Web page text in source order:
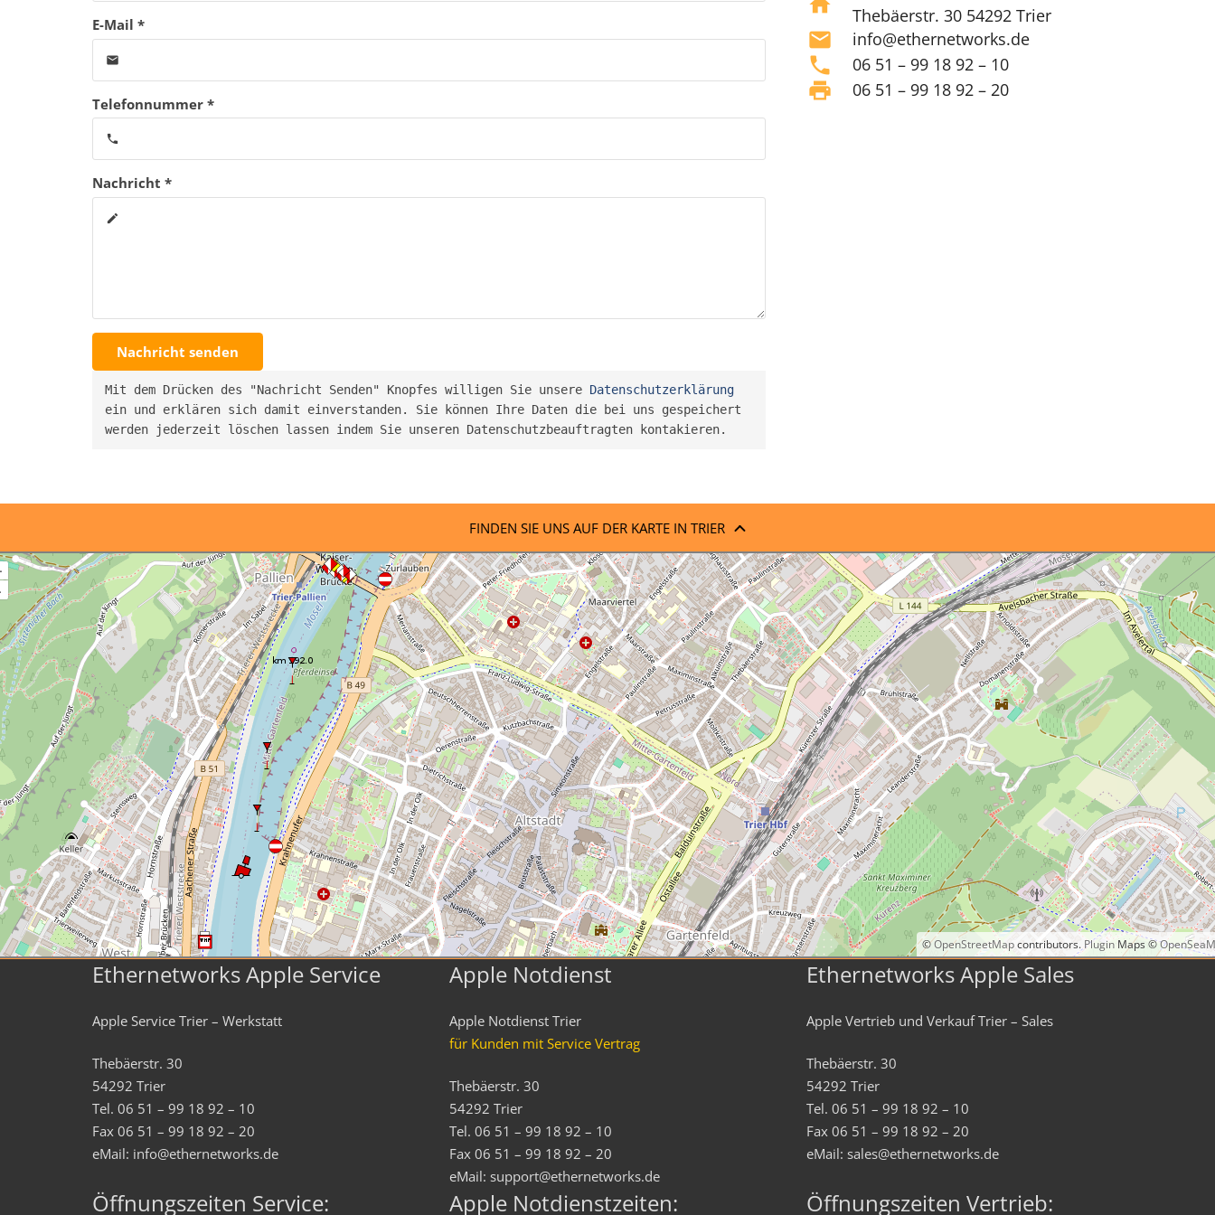
E-Mail *
email
Telefonnummer *
phone
Nachricht *
create
Nachricht senden
Mit dem Drücken des "Nachricht Senden" Knopfes willigen Sie unsere Datenschutzerklärung
ein und erklären sich damit einverstanden. Sie können Ihre Daten die bei uns gespeichert
werden jederzeit löschen lassen indem Sie unseren Datenschutzbeauftragten kontakieren.
Thebäerstr. 30 54292 Trier
mail info@ethernetworks.de
phone 06 51 – 99 18 92 – 10
print 06 51 – 99 18 92 – 20
FINDEN SIE UNS AUF DER KARTE IN TRIER
©OpenStreetMapcontributors.Plugin Maps ©
Ethernetworks Apple Service
Apple Service Trier – Werkstatt
Thebäerstr. 30
54292 Trier
Tel. 06 51 – 99 18 92 – 10
Fax 06 51 – 99 18 92 – 20
eMail: info@ethernetworks.de
Apple Notdienst
Apple Notdienst Trier
für Kunden mit Service Vertrag
Thebäerstr. 30
54292 Trier
Tel. 06 51 – 99 18 92 – 10
Fax 06 51 – 99 18 92 – 20
eMail: support@ethernetworks.de
Ethernetworks Apple Sales
Apple Vertrieb und Verkauf Trier – Sales
Thebäerstr. 30
54292 Trier
Tel. 06 51 – 99 18 92 – 10
Fax 06 51 – 99 18 92 – 20
eMail: sales@ethernetworks.de
Öffnungszeiten Service: Apple Notdienstzeiten: Öffnungszeiten Vertrieb: